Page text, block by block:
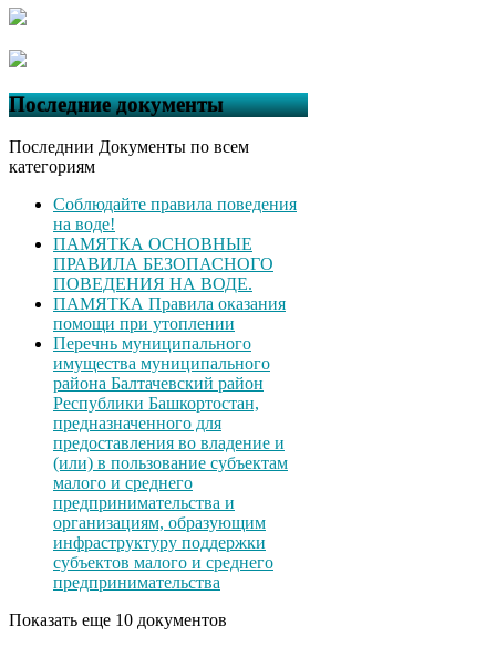
Последние документы
Последнии Документы по всем
категориям
Соблюдайте правила поведения
на воде!
ПАМЯТКА ОСНОВНЫЕ
ПРАВИЛА БЕЗОПАСНОГО
ПОВЕДЕНИЯ НА ВОДЕ.
ПАМЯТКА Правила оказания
помощи при утоплении
Перечнь муниципального
имущества муниципального
района Балтачевский район
Республики Башкортостан,
предназначенного для
предоставления во владение и
(или) в пользование субъектам
малого и среднего
предпринимательства и
организациям, образующим
инфраструктуру поддержки
субъектов малого и среднего
предпринимательства
Показать еще 10 документов